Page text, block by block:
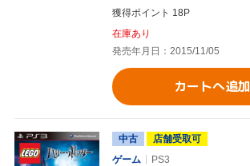
獲得ポイント 18P
在庫あり
発売年月日：2015/11/05
カートへ追加
中古
店舗受取可
ゲーム
PS3